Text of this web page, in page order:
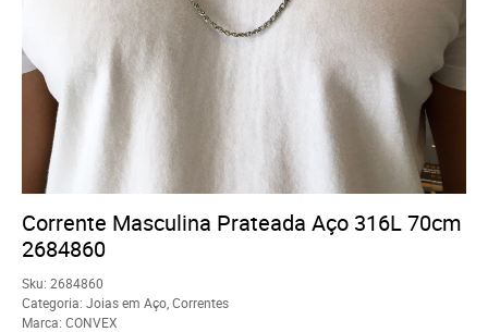
Corrente Masculina Prateada Aço 316L 70cm
2684860
Sku: 2684860
Categoria: Joias em Aço Correntes
Marca: CONVEX